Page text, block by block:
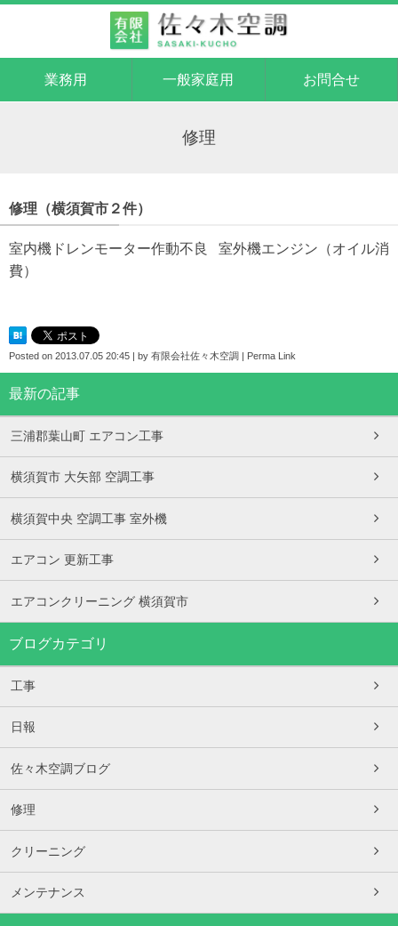
業務用 一般家庭用 お問合せ
修理
修理（横須賀市２件）
室内機ドレンモーター作動不良 室外機エンジン（オイル消
費）
Posted on 2013.07.05 20:45 | by 有限会社佐々木空調 | Perma Link
最新の記事
三浦郡葉山町 エアコン工事
横須賀市 大矢部 空調工事
横須賀中央 空調工事 室外機
エアコン 更新工事
エアコンクリーニング 横須賀市
ブログカテゴリ
工事
日報
佐々木空調ブログ
修理
クリーニング
メンテナンス